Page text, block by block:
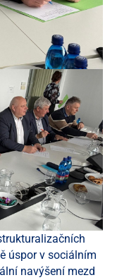
úspor v sociálním
navýšení mezd